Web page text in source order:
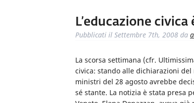
L’educazione
Pubblicati il Settembre 7th, 2008 da
La scorsa settimana (cfr.
civica: stando alle dichiarazioni
ministri del 28 agosto avrebbe
sé stante. La notizia è stata presa